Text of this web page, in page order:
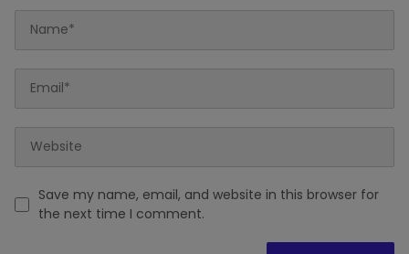
Save my name, email, and website in this browser for
the next time I comment.